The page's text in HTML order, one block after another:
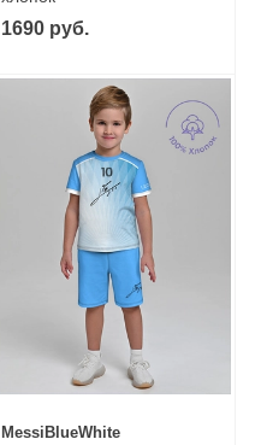
1690 руб.
MessiBlueWhite